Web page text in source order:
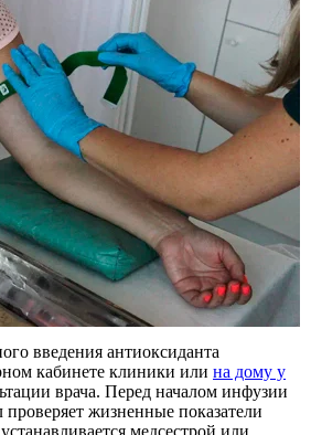
введения антиоксиданта
кабинете клиники или на дому у
врача. Перед началом инфузии
жизненные показатели
медсестрой или